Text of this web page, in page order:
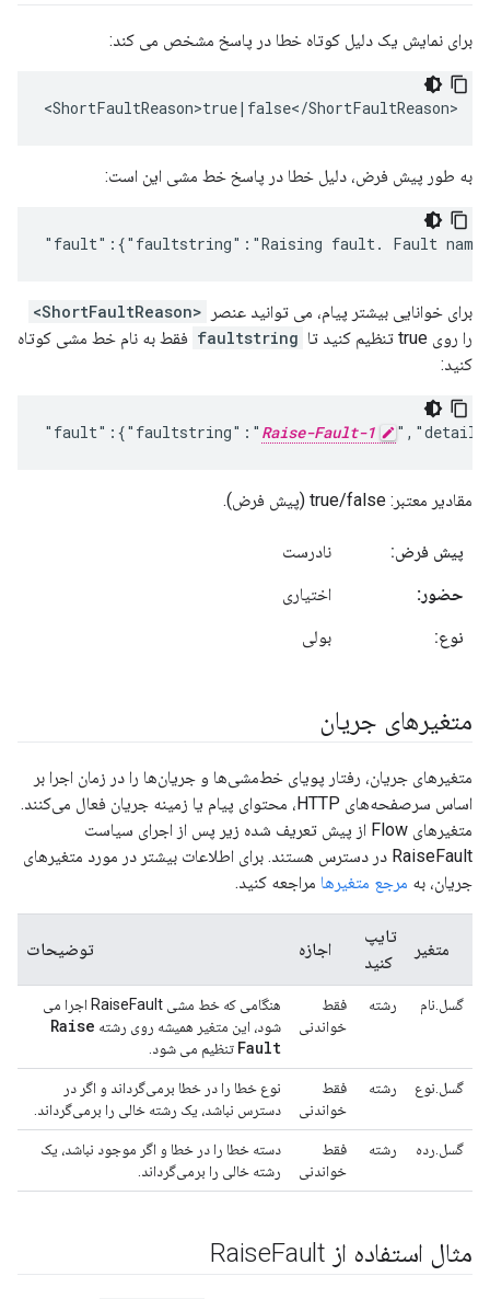
برای نمایش یک دلیل کوتاه خطا در پاسخ مشخص می کند:
<ShortFaultReason>true|false</ShortFaultReason>
به طور پیش فرض، دلیل خطا در پاسخ خط مشی این است:
"fault":{"faultstring":"Raising fault. Fault
برای خوانایی بیشتر پیام، می توانید عنصر
<ShortFaultReason>
را روی true تنظیم کنید تا
faultstring فقط به نام خط مشی کوتاه
کنید:
"fault":{"faultstring":" Raise-Fault-1
مقادیر معتبر: true/false (پیش فرض).
پیش فرض: نادرست
حضور: اختیاری
نوع: بولی
متغیرهای جریان
متغیرهای جریان، رفتار پویای خط‌مشی‌ها و جریان‌ها را در زمان اجرا بر
اساس سرصفحه‌های HTTP، محتوای پیام یا زمینه جریان فعال می‌کنند.
متغیرهای Flow از پیش تعریف شده زیر پس از اجرای سیاست
RaiseFault در دسترس هستند. برای اطلاعات بیشتر در مورد متغیرهای
جریان، به مرجع متغیرها مراجعه کنید.
متغیر
تایپ
کنید
اجازه توضیحات
گسل.نام رشته
فقط
خواندنی
هنگامی که خط مشی RaiseFault اجرا می
شود، این متغیر همیشه روی رشته Raise
Fault تنظیم می شود.
گسل.نوع رشته
فقط
خواندنی
نوع خطا را در خطا برمی‌گرداند و اگر در
دسترس نباشد، یک رشته خالی را برمی‌گرداند.
گسل.رده رشته
فقط
خواندنی
دسته خطا را در خطا و اگر موجود نباشد، یک
رشته خالی را برمی‌گرداند.
مثال استفاده از Raise Fault